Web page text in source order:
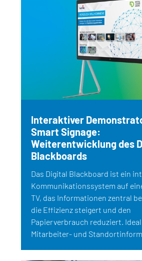
Interaktiver
Smart Signage:
Weiterentwicklung des
Blackboards
Das Digital Blackboard ist ein
Kommunikationssystem auf
TV, das Informationen zentral
die Effizienz steigert und den
Papierverbrauch reduziert.
Mitarbeiter- und